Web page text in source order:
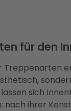
für den
Treppenarten
sich
nach ihrer